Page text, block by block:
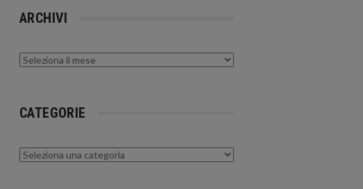
ARCHIVI
Archivi
CATEGORIE
Categorie